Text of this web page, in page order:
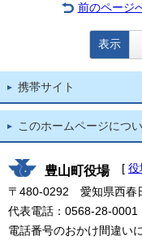
前のページ
表示
携帯サイト
このホームページにつ
豊山町役場 [ 役
〒480-0292 愛知県西春
代表電話：0568-28-
電話番号のおかけ間違い